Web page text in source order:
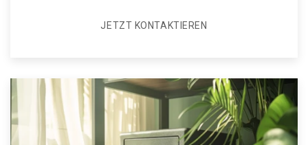
JETZT KONTAKTIEREN